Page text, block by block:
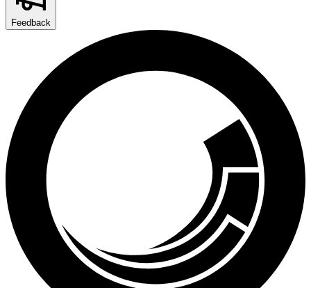
Feedback